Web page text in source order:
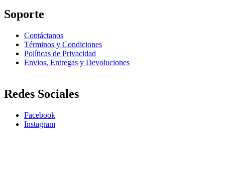
Soporte
Contáctanos
Términos y Condiciones
Políticas de Privacidad
Envios, Entregas y Devoluciones
Redes Sociales
Facebook
Instagram